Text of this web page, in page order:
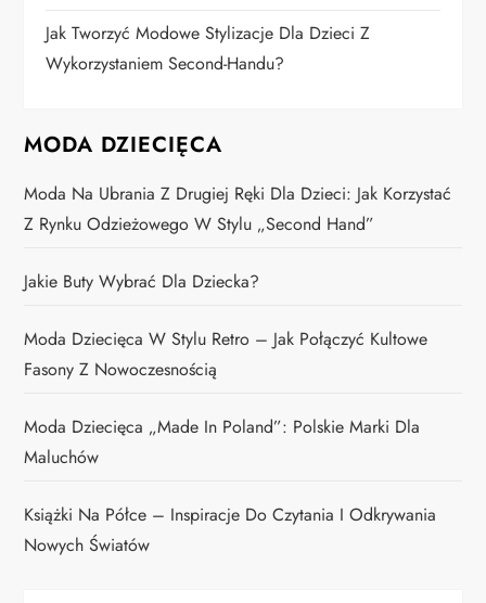
Jak Tworzyć Modowe Stylizacje Dla Dzieci Z
Wykorzystaniem Second-Handu?
MODA DZIECIĘCA
Moda Na Ubrania Z Drugiej Ręki Dla Dzieci: Jak Korzystać
Z Rynku Odzieżowego W Stylu „second Hand”
Jakie Buty Wybrać Dla Dziecka?
Moda Dziecięca W Stylu Retro – Jak Połączyć Kultowe
Fasony Z Nowoczesnością
Moda Dziecięca „Made In Poland”: Polskie Marki Dla
Maluchów
Książki Na Półce – Inspiracje Do Czytania I Odkrywania
Nowych Światów